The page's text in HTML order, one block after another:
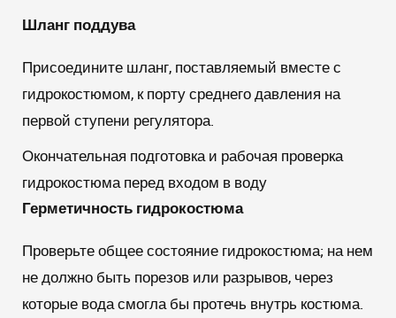
Шланг поддува
Присоедините шланг, поставляемый вместе с
гидрокостюмом, к порту среднего давления на
первой ступени регулятора.
Окончательная подготовка и рабочая проверка
гидрокостюма перед входом в воду
Герметичность гидрокостюма
Проверьте общее состояние гидрокостюма; на нем
не должно быть порезов или разрывов, через
которые вода смогла бы протечь внутрь костюма.